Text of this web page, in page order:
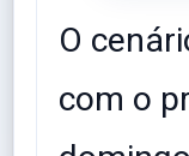
O
com o